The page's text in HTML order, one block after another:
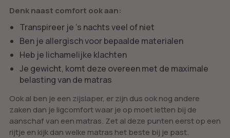
Denk naast comfort ook aan:
Transpireer je ’s nachts veel of niet
Ben je allergisch voor bepaalde materialen
Heb je lichamelijke klachten
Je gewicht, komt deze overeen met de maximale
belasting van de matras
Ook al ben je een zijslaper, er zijn dus ook nog andere
zaken dan je ligcomfort waar je op moet letten bij de
aanschaf van een matras. Zet al deze punten eerst op een
rijtje en kijk dan welke matras het beste bij je past.